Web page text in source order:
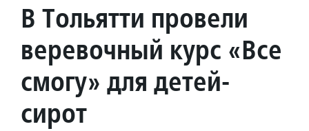
В Тольятти провели
веревочный курс «Все
смогу» для детей-
сирот